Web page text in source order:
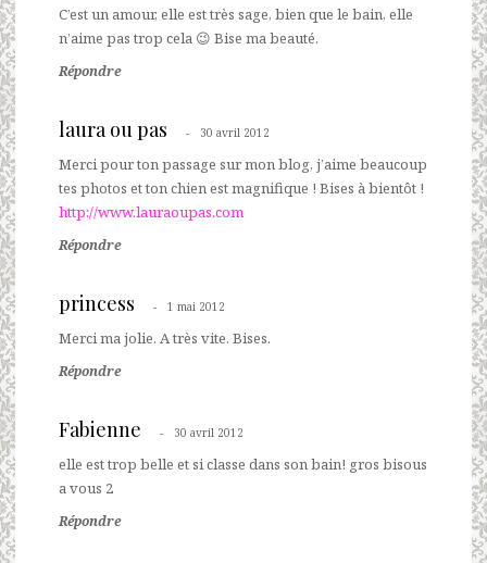
C’est un amour, elle est très sage, bien que le bain, elle
n’aime pas trop cela 😉 Bise ma beauté.
Répondre
laura ou pas 30 avril 2012
Merci pour ton passage sur mon blog, j’aime beaucoup
tes photos et ton chien est magnifique ! Bises à bientôt !
http://www.lauraoupas.com
Répondre
princess 1 mai 2012
Merci ma jolie. A très vite. Bises.
Répondre
Fabienne 30 avril 2012
elle est trop belle et si classe dans son bain! gros bisous
a vous 2
Répondre